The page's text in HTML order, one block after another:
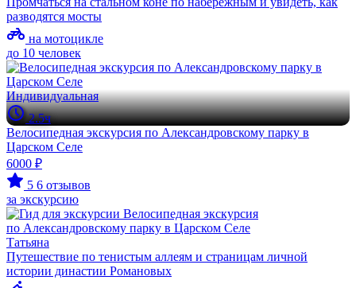
разводятся мосты
на мотоцикле
до 10 человек
Индивидуальная
2.5ч
Велосипедная экскурсия по Александровскому парку в
Царском Селе
6000 ₽
5 6 отзывов
за экскурсию
Татьяна
Путешествие по тенистым аллеям и страницам личной
истории династии Романовых